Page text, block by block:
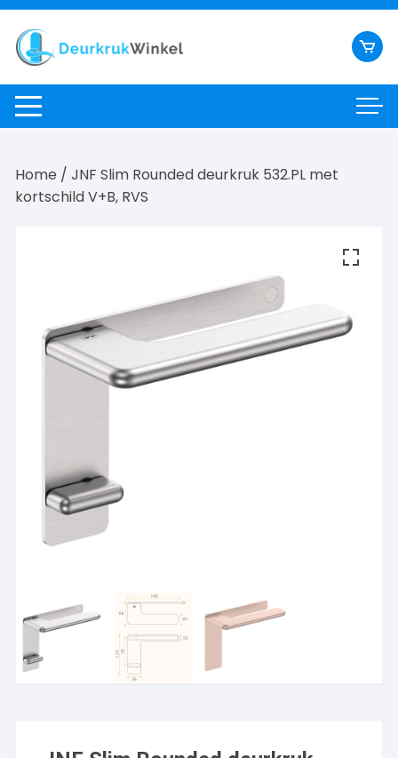
Ga
naar
inhoud
Home / JNF Slim Rounded deurkruk 532.PL met
kortschild V+B, RVS